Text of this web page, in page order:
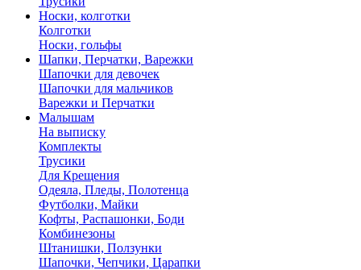
Носки, колготки
Колготки
Носки, гольфы
Шапки, Перчатки, Варежки
Шапочки для девочек
Шапочки для мальчиков
Варежки и Перчатки
Малышам
На выписку
Комплекты
Трусики
Для Крещения
Одеяла, Пледы, Полотенца
Футболки, Майки
Кофты, Распашонки, Боди
Комбинезоны
Штанишки, Ползунки
Шапочки, Чепчики, Царапки